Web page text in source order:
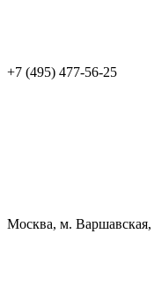
+7 (495) 477-56-25
Москва, м. Варшавская,